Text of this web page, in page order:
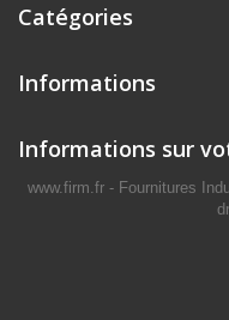
Catégories
Informations
Informations sur
www.firm.fr - Fournitures